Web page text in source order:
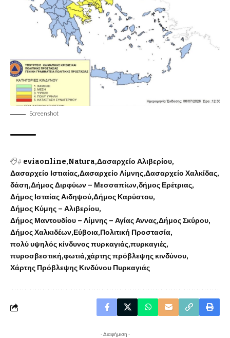
Screenshot
# eviaonline Natura Δασαρχείο Αλιβερίου
Δασαρχείο Ιστιαίας Δασαρχείο Λίμνης Δασαρχείο Χαλκίδας
δάση Δήμος Διρφύων – Μεσσαπίων δήμος Ερέτριας
Δήμος Ισταίας Αιδηψού Δήμος Καρύστου
Δήμος Κύμης – Αλιβερίου
Δήμος Μαντουδίου – Λίμνης – Αγίας Αννας Δήμος Σκύρου
Δήμος Χαλκιδέων Εύβοια Πολιτική Προστασία
πολύ υψηλός κίνδυνος πυρκαγιάς πυρκαγιές
πυροσβεστική φωτιά χάρτης πρόβλεψης κινδύνου
Χάρτης Πρόβλεψης Κινδύνου Πυρκαγιάς
- Διαφήμιση -